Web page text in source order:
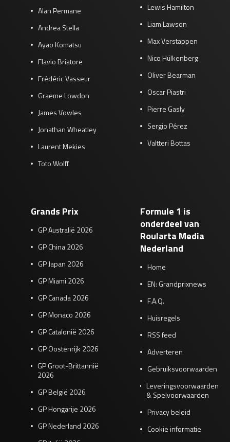
Alan Permane
Andrea Stella
Ayao Komatsu
Flavio Briatore
Frédéric Vasseur
Graeme Lowdon
James Vowles
Jonathan Wheatley
Laurent Mekies
Toto Wolff
Lewis Hamilton
Liam Lawson
Max Verstappen
Nico Hülkenberg
Oliver Bearman
Oscar Piastri
Pierre Gasly
Sergio Pérez
Valtteri Bottas
Grands Prix
GP Australië 2026
GP China 2026
GP Japan 2026
GP Miami 2026
GP Canada 2026
GP Monaco 2026
GP Catalonië 2026
GP Oostenrijk 2026
GP Groot-Brittannië
2026
GP België 2026
GP Hongarije 2026
GP Nederland 2026
Formule 1 is
onderdeel van
Roularta Media
Nederland
Home
EN: Grandprixnews
F.A.Q.
Huisregels
RSS feed
Adverteren
Gebruiksvoorwaarden
Leveringsvoorwaarden
& Spelvoorwaarden
Privacy beleid
Cookie informatie